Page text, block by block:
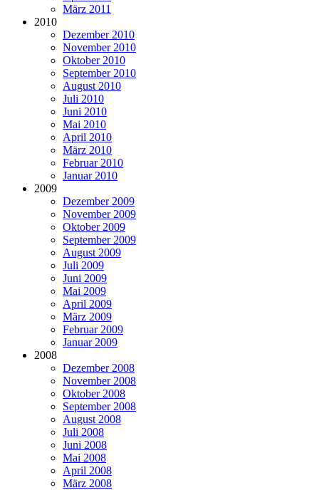
März 2011
2010
Dezember 2010
November 2010
Oktober 2010
September 2010
August 2010
Juli 2010
Juni 2010
Mai 2010
April 2010
März 2010
Februar 2010
Januar 2010
2009
Dezember 2009
November 2009
Oktober 2009
September 2009
August 2009
Juli 2009
Juni 2009
Mai 2009
April 2009
März 2009
Februar 2009
Januar 2009
2008
Dezember 2008
November 2008
Oktober 2008
September 2008
August 2008
Juli 2008
Juni 2008
Mai 2008
April 2008
März 2008